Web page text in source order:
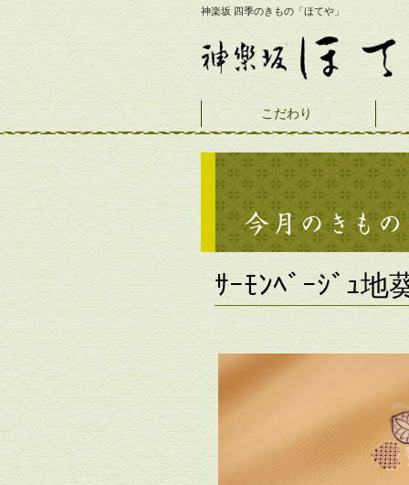
神楽坂 四季のきもの「ほてや」
こだわり
ｻｰﾓﾝﾍﾞｰｼﾞｭ地